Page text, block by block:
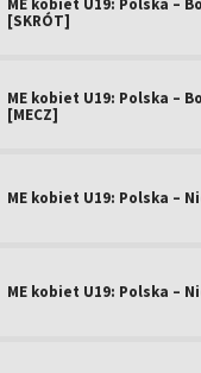
[SKRÓT]
ME kobiet U19: Polska –
[MECZ]
ME kobiet U19: Polska –
ME kobiet U19: Polska –